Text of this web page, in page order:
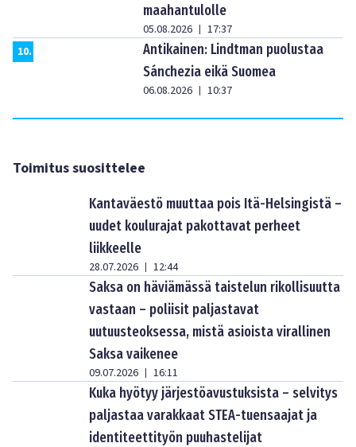
maahantulolle
05.08.2026 | 17:37
10.
Antikainen: Lindtman puolustaa
Sánchezia eikä Suomea
06.08.2026 | 10:37
Toimitus suosittelee
Kantaväestö muuttaa pois Itä-Helsingistä –
uudet koulurajat pakottavat perheet
liikkeelle
28.07.2026 | 12:44
Saksa on häviämässä taistelun rikollisuutta
vastaan – poliisit paljastavat
uutuusteoksessa, mistä asioista virallinen
Saksa vaikenee
09.07.2026 | 16:11
Kuka hyötyy järjestöavustuksista – selvitys
paljastaa varakkaat STEA-tuensaajat ja
identiteettityön puuhastelijat